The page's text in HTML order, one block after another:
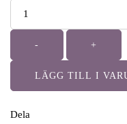
- +
LÄGG TILL I
Dela